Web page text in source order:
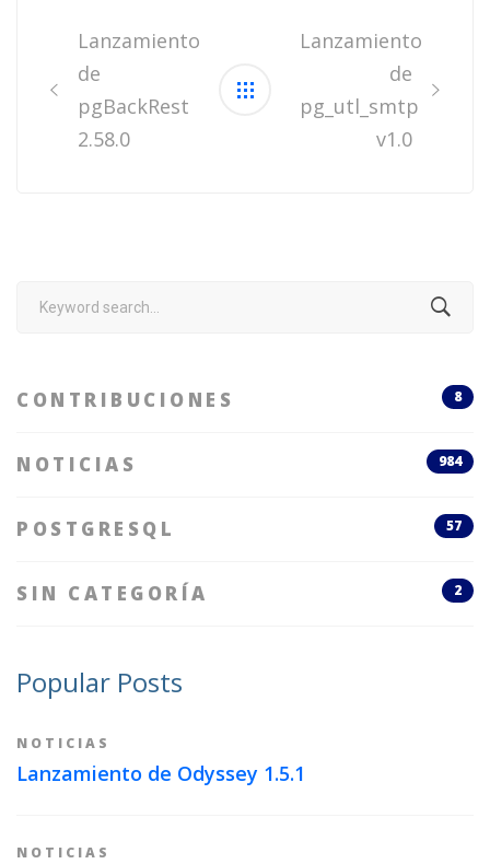
navigation
Lanzamiento
de
pgBackRest
2.58.0
Lanzamiento
de
pg_utl_smtp
v1.0
Search
CONTRIBUCIONES 8
NOTICIAS 984
POSTGRESQL 57
SIN CATEGORÍA 2
Popular Posts
NOTICIAS
Lanzamiento de Odyssey 1.5.1
NOTICIAS